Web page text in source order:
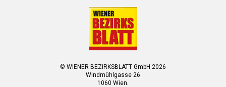
© WIENER BEZIRKSBLATT GmbH 2026
Windmühlgasse 26
1060 Wien.